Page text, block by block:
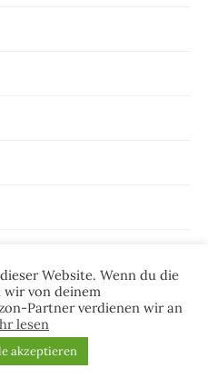
Website. Wenn du die
von deinem
Partner verdienen wir an
lesen
akzeptieren